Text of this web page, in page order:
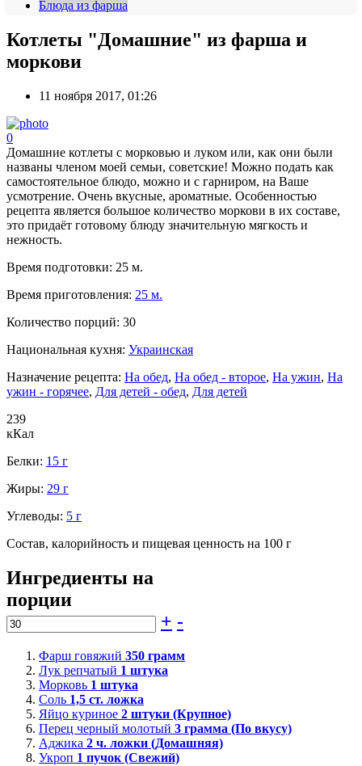
Блюда из фарша
Котлеты "Домашние" из фарша и
моркови
11 ноября 2017, 01:26
0
Домашние котлеты с морковью и луком или, как они были
названы членом моей семьи, советские! Можно подать как
самостоятельное блюдо, можно и с гарниром, на Ваше
усмотрение. Очень вкусные, ароматные. Особенностью
рецепта является большое количество моркови в их составе,
это придаёт готовому блюду значительную мягкость и
нежность.
Время подготовки: 25 м.
Время приготовления: 25 м.
Количество порций: 30
Национальная кухня: Украинская
Назначение рецепта: На обед, На обед - второе, На ужин, На
ужин - горячее, Для детей - обед, Для детей
239
кКал
Белки: 15 г
Жиры: 29 г
Углеводы: 5 г
Состав, калорийность и пищевая ценность на 100 г
Ингредиенты на
порции
+ -
Фарш говяжий 350 грамм
Лук репчатый 1 штука
Морковь 1 штука
Соль 1,5 ст. ложка
Яйцо куриное 2 штуки (Крупное)
Перец черный молотый 3 грамма (По вкусу)
Аджика 2 ч. ложки (Домашняя)
Укроп 1 пучок (Свежий)